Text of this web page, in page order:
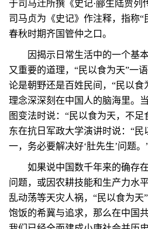
于司马迁所撰《史记·郦生陆贾列
司马贞为《史记》作注释，指称“
春秋时期齐国管仲之口。
因揭示日常生活中的一个基本
又重要的道理，“民以食为天”一
论是朝野还是百姓民间，“民以食
理念深深刻在中国人的脑海里。
图变法时说：“民以食为天，不足
东在抗日军政大学演讲时说：“
一，务必要解决好‘肚先生’问题。
如果说中国数千年来的确存在
问题，或因农耕技能和生产力水
乱动荡等天灾人祸，“民以食为天
饱饭的希冀与追求，那么在中国